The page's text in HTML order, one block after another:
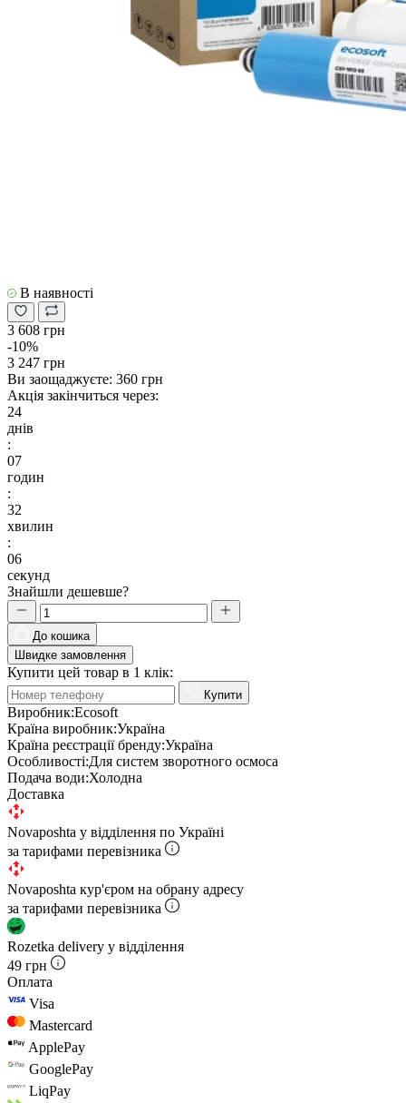
В наявності
3 608 грн
-10%
3 247 грн
Ви заощаджуєте: 360 грн
Акція закінчиться через:
24
днів
:
07
годин
:
32
хвилин
:
05
секунд
Знайшли дешевше?
До кошика
Швидке замовлення
Купити цей товар в 1 клік:
Купити
Виробник:Ecosoft
Країна виробник:Україна
Країна реєстрації бренду:Україна
Особливості:Для систем зворотного осмоса
Подача води:Холодна
Доставка
Novaposhta у відділення по Україні
за тарифами перевізника
Novaposhta кур'єром на обрану адресу
за тарифами перевізника
Rozetka delivery у відділення
49 грн
Оплата
Visa
Mastercard
ApplePay
GooglePay
LiqPay